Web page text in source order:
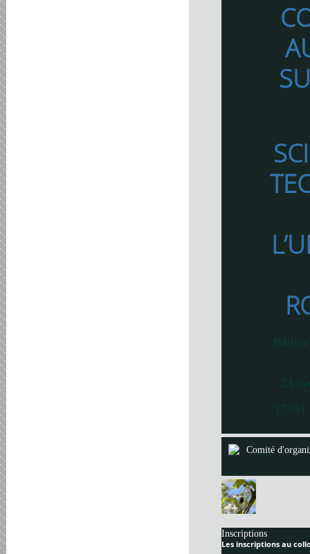
23
Comité
Inscriptions
Les inscriptions au